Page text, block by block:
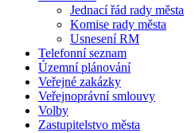
Jednací řád rady města
Komise rady města
Usnesení RM
Telefonní seznam
Územní plánování
Veřejné zakázky
Veřejnoprávní smlouvy
Volby
Zastupitelstvo města